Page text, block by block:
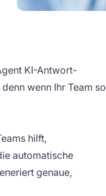
KI-Antwort-
wenn Ihr Team so
hilft,
automatische
genaue,